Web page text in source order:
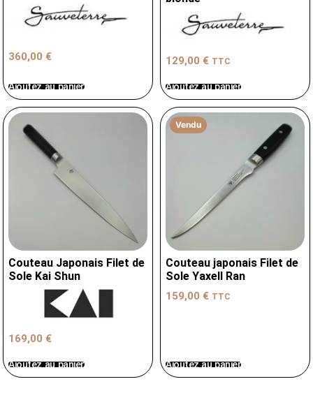
360,00 €
Ajoutez au panier
129,00 € TTC
Ajoutez au panier
Couteau Japonais Filet de
Sole Kai Shun
169,00 €
Ajoutez au panier
Vendu
Couteau japonais Filet de
Sole Yaxell Ran
159,00 € TTC
Ajoutez au panier